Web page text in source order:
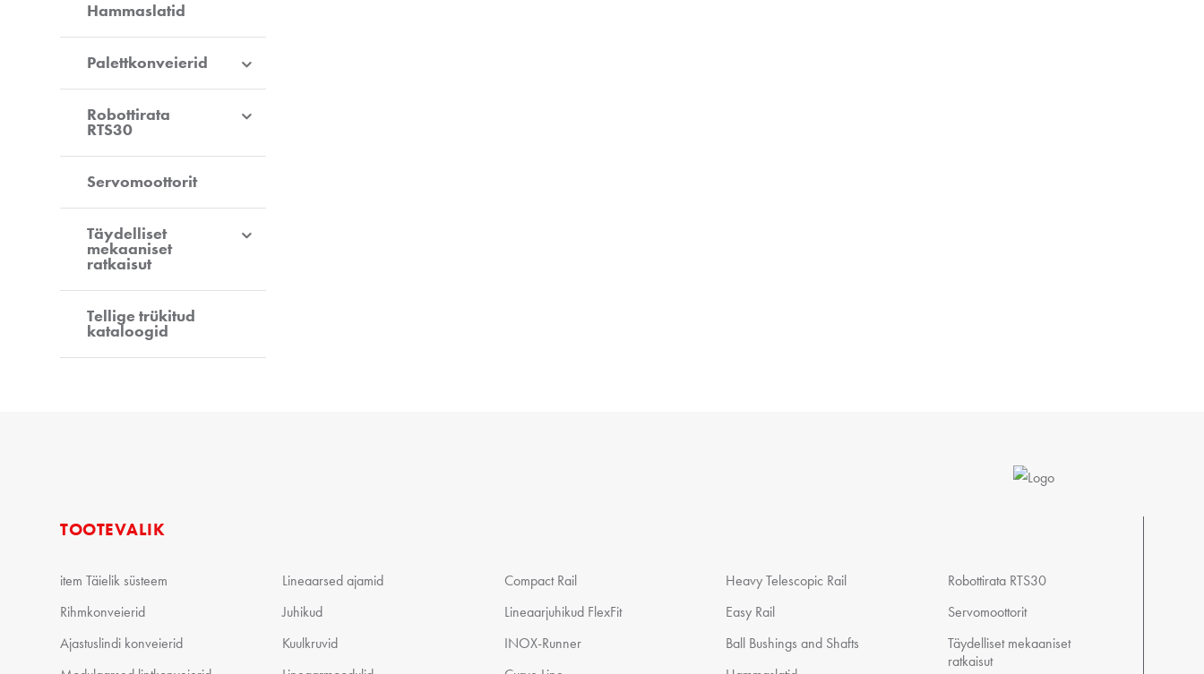
Hammaslatid
Palettkonveierid
Robottirata
RTS30
Servomoottorit
Täydelliset
mekaaniset
ratkaisut
Tellige trükitud
kataloogid
TOOTEVALIK
item Täielik süsteem
Rihmkonveierid
Ajastuslindi konveierid
Lineaarsed ajamid
Juhikud
Kuulkruvid
Compact Rail
Lineaarjuhikud FlexFit
INOX-Runner
Heavy Telescopic Rail
Easy Rail
Ball Bushings and Shafts
Robottirata RTS30
Servomoottorit
Täydelliset mekaaniset
ratkaisut